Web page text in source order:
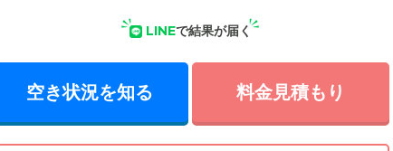
LINEで結果が届く
空き状況を知る 料金見積もり